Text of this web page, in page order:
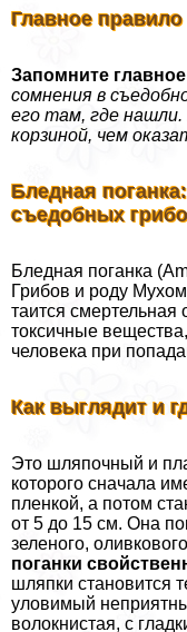
Главное правило
Запомните
сомнения в
его там, где
корзиной, чем
Бледная
съедобных
Бледная поганка
Грибов и роду
таится cмepтельная
токсичные
человека при
Как выглядит и
Это шляпочный и
которого сначала
пленкой, а потом
от 5 до 15 см. Она
зеленого,
поганки
шляпки становится
уловимый
волокнистая, с